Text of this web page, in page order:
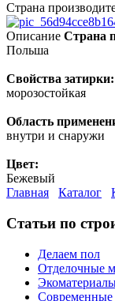
Страна
Описание Страна
Польша
Свойства затирки:
морозостойкая
Область
внутри и снаружи
Цвет:
Бежевый
Главная
Каталог
Статьи по
Делаем пол
Отделочные
Современные